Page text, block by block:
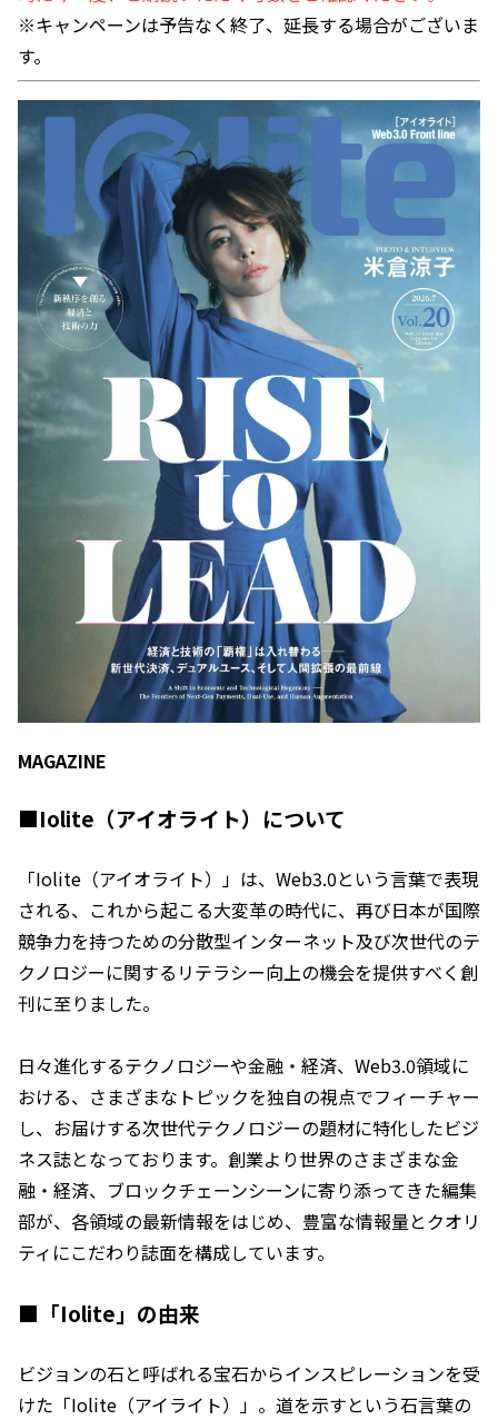
※キャンペーンは予告なく終了、延長する場合がございま
す。
MAGAZINE
■Iolite（アイオライト）について
「Iolite（アイオライト）」は、Web3.0という言葉で表現
される、これから起こる大変革の時代に、再び日本が国際
競争力を持つための分散型インターネット及び次世代のテ
クノロジーに関するリテラシー向上の機会を提供すべく創
刊に至りました。
日々進化するテクノロジーや金融・経済、Web3.0領域に
おける、さまざまなトピックを独自の視点でフィーチャー
し、お届けする次世代テクノロジーの題材に特化したビジ
ネス誌となっております。創業より世界のさまざまな金
融・経済、ブロックチェーンシーンに寄り添ってきた編集
部が、各領域の最新情報をはじめ、豊富な情報量とクオリ
ティにこだわり誌面を構成しています。
■「Iolite」の由来
ビジョンの石と呼ばれる宝石からインスピレーションを受
けた「Iolite（アイライト）」。道を示すという石言葉の